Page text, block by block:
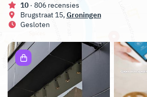
10 · 806 recensies
Brugstraat 15, Groningen
Gesloten